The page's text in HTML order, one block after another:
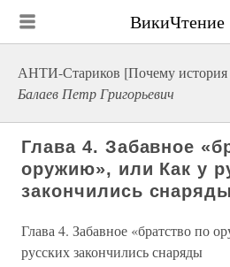
ВикиЧтение
АНТИ-Стариков [Почему история
Балаев Петр Григорьевич
Глава 4. Забавное
оружию», или Как у
закончились снаряды
Глава 4. Забавное «братство по
русских закончились снаряды